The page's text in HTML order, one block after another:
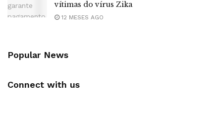
vítimas do vírus Zika
12 MESES AGO
Popular News
Connect with us